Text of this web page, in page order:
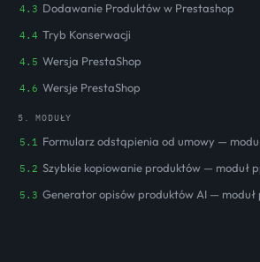
4.3 Dodawanie Produktów w Prestashop
4.4 Tryb Konserwacji
4.5 Wersja PrestaShop
4.6 Wersje PrestaShop
5. MODUŁY
5.1 Formularz odstąpienia od umowy —
5.2 Szybkie kopiowanie produktów — moduł
5.3 Generator opisów produktów AI —